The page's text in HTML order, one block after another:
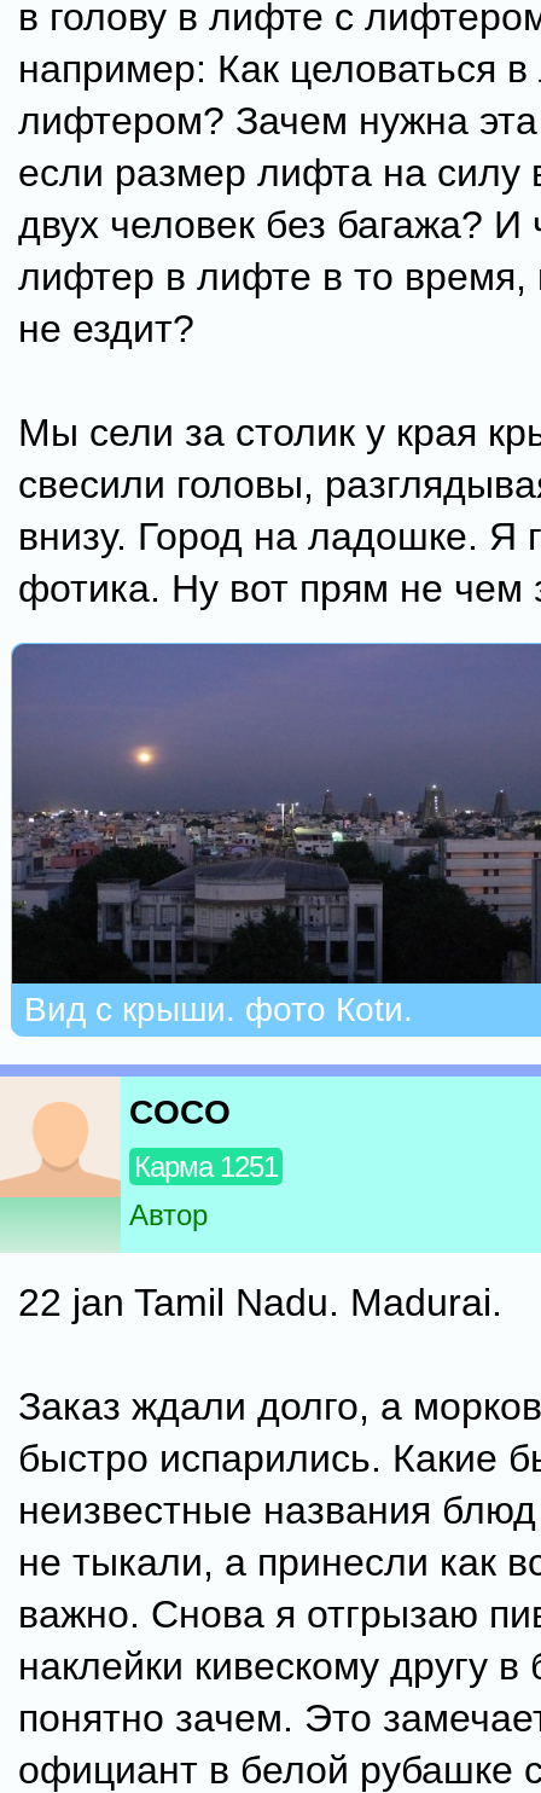
в голову в лифте с
например: Как целоваться
лифтером? Зачем нужна
если размер лифта на силу
двух человек без багажа? И
лифтер в лифте в то время,
не ездит?
Мы сели за столик у края
свесили головы,
внизу. Город на ладошке. Я
фотика. Ну вот прям не чем
Вид с крыши. фото Коtи.
COCO
Карма 1251
Автор
22 jan Tamil Nadu. Madurai.
Заказ ждали долго, а
быстро испарились. Какие
неизвестные названия
не тыкали, а принесли как
важно. Снова я отгрызаю
наклейки кивескому другу
понятно зачем. Это
официант в белой рубашке